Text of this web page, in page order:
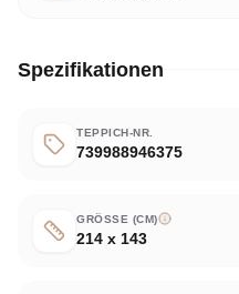
Spezifikationen
TEPPICH-NR.
739988946375
GRÖSSE (CM)
214 x 143